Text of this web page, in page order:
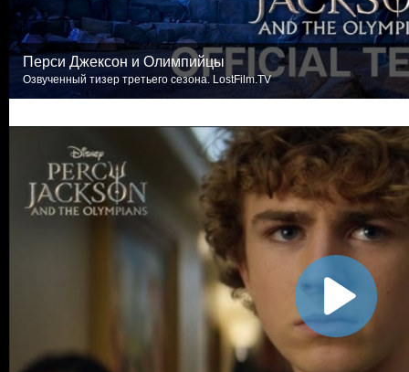
Перси Джексон и Олимпийцы
Озвученный тизер третьего сезона. LostFilm.TV